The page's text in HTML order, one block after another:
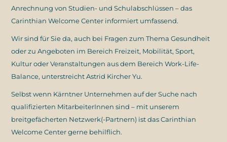
Anrechnung von Studien- und Schulabschlüssen – das
Carinthian Welcome Center informiert umfassend.
Wir sind für Sie da, auch bei Fragen zum Thema Gesundheit
oder zu Angeboten im Bereich Freizeit, Mobilität, Sport,
Kultur oder Veranstaltungen aus dem Bereich Work-Life-
Balance, unterstreicht Astrid Kircher Yu.
Selbst wenn Kärntner Unternehmen auf der Suche nach
qualifizierten MitarbeiterInnen sind – mit unserem
breitgefächerten Netzwerk(-Partnern) ist das Carinthian
Welcome Center gerne behilflich.